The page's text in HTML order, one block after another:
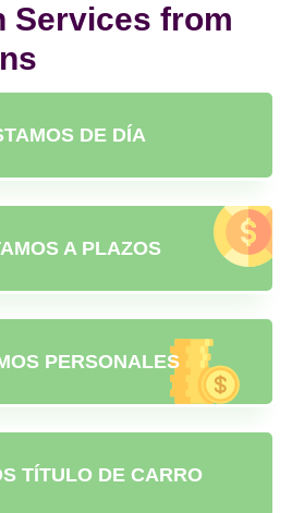
Services from
DE DÍA
A PLAZOS
PERSONALES
TÍTULO DE CARRO